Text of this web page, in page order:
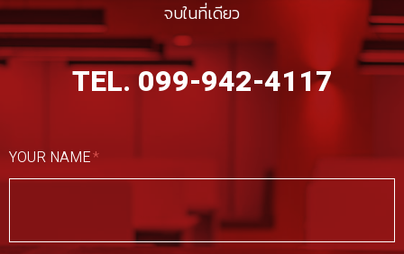
จบในที่เดียว
TEL. 099-942-4117
YOUR NAME